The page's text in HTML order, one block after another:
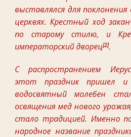
выставлялся для
церквях. Крестный ход
по старому стилю, и
императорский дворец[2].
С распространением
этот праздник пришел
водосвятный молебен
освящения мед нового
стало традицией. Именно
народное название